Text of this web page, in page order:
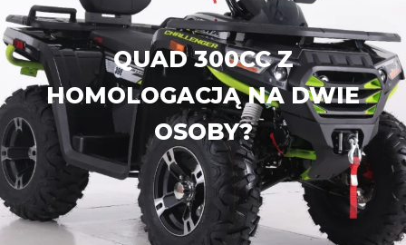
QUAD 300CC Z
HOMOLOGACJĄ NA DWIE
OSOBY?